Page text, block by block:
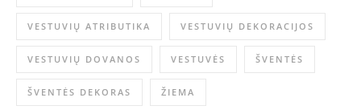
VESTUVIŲ ATRIBUTIKA VESTUVIŲ DEKORACIJOS
VESTUVIŲ DOVANOS VESTUVĖS ŠVENTĖS
ŠVENTĖS DEKORAS ŽIEMA